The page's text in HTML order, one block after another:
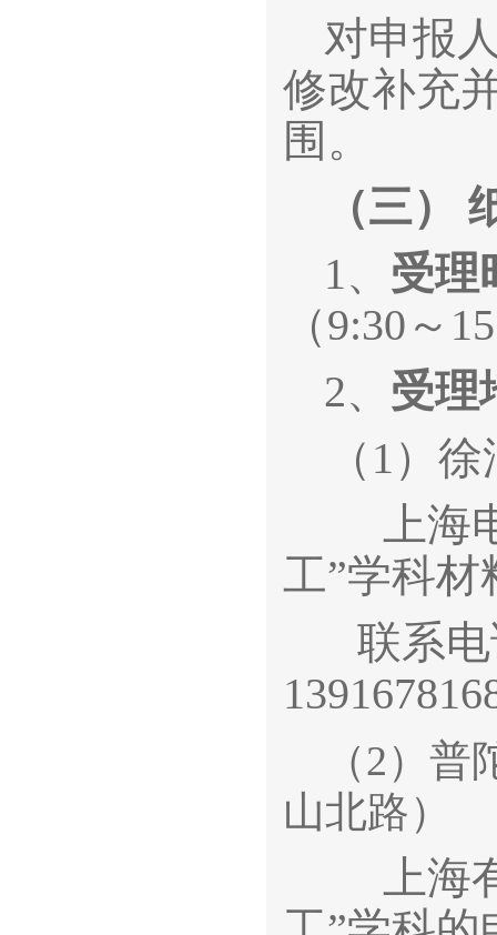
对申报
修改补充
围。
（三）
1、 受理
（9:30～
2、 受理
（1）
上海电
工”学科材
联系电
（2）
山北路）
上海有